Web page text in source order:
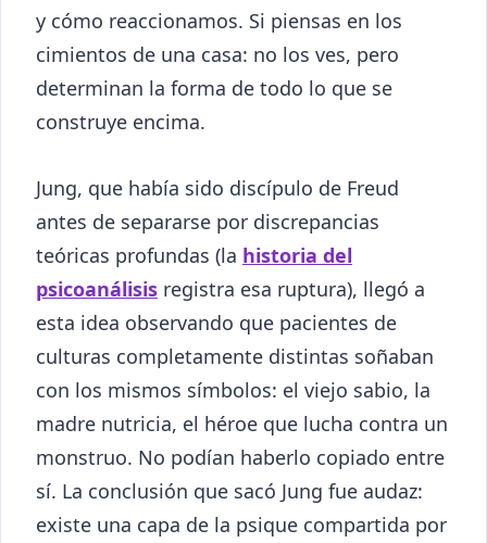
y cómo reaccionamos. Si piensas en los
cimientos de una casa: no los ves, pero
determinan la forma de todo lo que se
construye encima.
Jung, que había sido discípulo de Freud
antes de separarse por discrepancias
teóricas profundas (la historia del
psicoanálisis registra esa ruptura), llegó a
esta idea observando que pacientes de
culturas completamente distintas soñaban
con los mismos símbolos: el viejo sabio, la
madre nutricia, el héroe que lucha contra un
monstruo. No podían haberlo copiado entre
sí. La conclusión que sacó Jung fue audaz:
existe una capa de la psique compartida por